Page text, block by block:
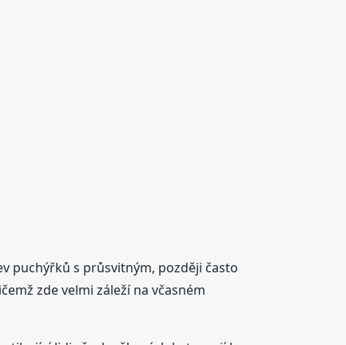
puchýřků s průsvitným, později často
zde velmi záleží na včasném